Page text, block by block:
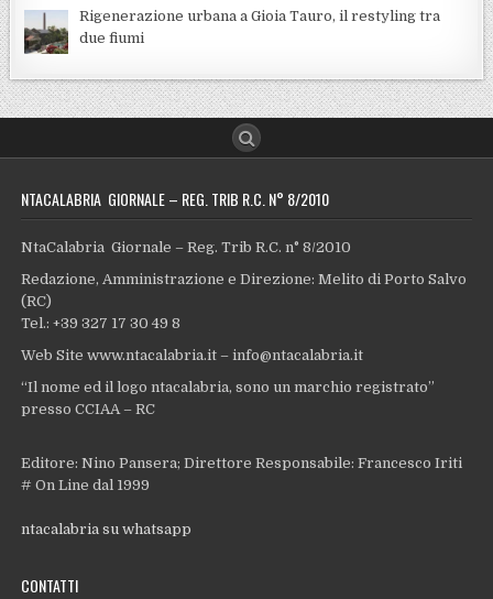
Rigenerazione urbana a Gioia Tauro, il restyling tra
due fiumi
NTACALABRIA GIORNALE – REG. TRIB R.C. N° 8/2010
NtaCalabria Giornale – Reg. Trib R.C. n° 8/2010
Redazione, Amministrazione e Direzione: Melito di Porto Salvo
(RC)
Tel.: +39 327 17 30 49 8
Web Site www.ntacalabria.it – info@ntacalabria.it
“Il nome ed il logo ntacalabria, sono un marchio registrato”
presso CCIAA – RC
Editore: Nino Pansera; Direttore Responsabile: Francesco Iriti
# On Line dal 1999
ntacalabria su whatsapp
CONTATTI